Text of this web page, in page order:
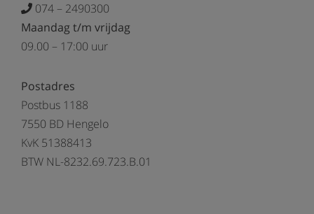
074 – 2490300
Maandag t/m vrijdag
09.00 – 17:00 uur
Postadres
Postbus 1188
7550 BD Hengelo
KvK 51388413
BTW NL-8232.69.723.B.01